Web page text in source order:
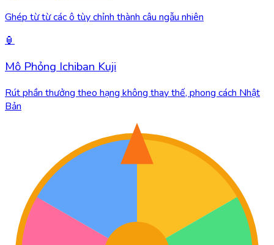
Ghép từ từ các ô tùy chỉnh thành câu ngẫu nhiên
🏮
Mô Phỏng Ichiban Kuji
Rút phần thưởng theo hạng không thay thế, phong cách Nhật
Bản